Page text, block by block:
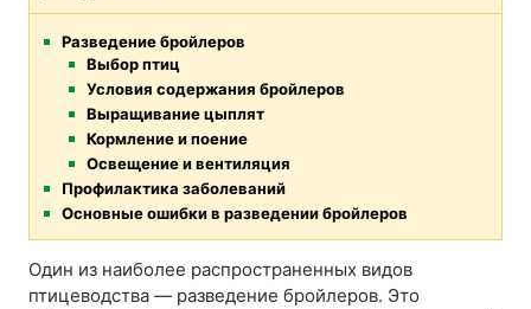
Разведение бройлеров
Выбор птиц
Условия содержания бройлеров
Выращивание цыплят
Кормление и поение
Освещение и вентиляция
Профилактика заболеваний
Основные ошибки в разведении бройлеров
Один из наиболее распространенных видов
птицеводства — разведение бройлеров. Это